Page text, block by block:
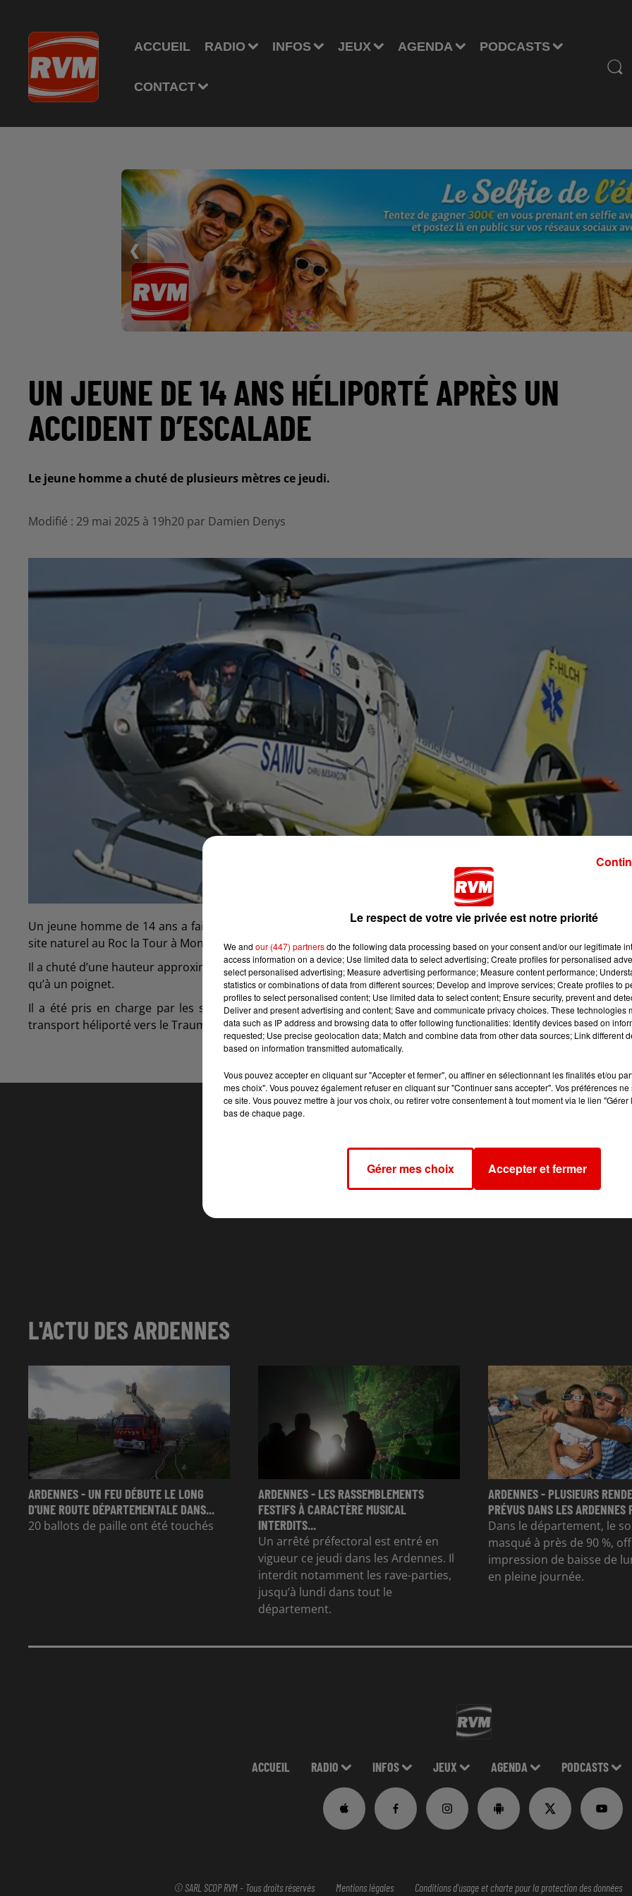
ACCUEIL RADIO INFOS JEUX AGENDA PODCASTS
CONTACT
❮
UN JEUNE DE 14 ANS HÉLIPORTÉ APRÈS UN
ACCIDENT D’ESCALADE
Le jeune homme a chuté de plusieurs mètres ce jeudi.
Modifié : 29 mai 2025 à 19h20 par Damien Denys
Un jeune homme de 14 ans a fait une chute de plusieurs mètres ce jeudi vers 13h en pratiquant l’escalade sur
site naturel au Roc la Tour à Monthermé.
Il a chuté d’une hauteur approximative de 5 à 10 mètres et se plaignait d’une douleur isolée dans le bas du dos
qu’à un poignet.
Il a été pris en charge par les sapeurs-pompiers de Monthermé accompagnés par le SMUR de Fumay pour
transport héliporté vers le Trauma Center du CHU de Reims en urgence relative.
L'ACTU DES ARDENNES
ARDENNES - UN FEU DÉBUTE LE LONG
D'UNE ROUTE DÉPARTEMENTALE DANS...
20 ballots de paille ont été touchés
ARDENNES - LES RASSEMBLEMENTS
FESTIFS À CARACTÈRE MUSICAL
INTERDITS...
Un arrêté préfectoral est entré en
vigueur ce jeudi dans les Ardennes. Il
interdit notamment les rave-parties,
jusqu’à lundi dans tout le
département.
ARDENNES - PLUSIEURS
PRÉVUS DANS LES ARDENNES
Dans le département, le
masqué à près de 90 %,
impression de baisse de
en pleine journée.
ACCUEIL RADIO INFOS JEUX AGENDA PODCASTS
© SARL SCOP RVM - Tous droits réservés Mentions légales Conditions d'usage et charte pour la protection des données
Le respect de votre vie privée est notre priorité
We and our (447) partnersdo the following data processing based on your consent and/or our legitimate
access information on a device; Use limited data to select advertising; Create profiles for personalised
select personalised advertising; Measure advertising performance; Measure content performance;
statistics or combinations of data from different sources; Develop and improve services; Create profiles to
profiles to select personalised content; Use limited data to select content; Ensure security, prevent and
Deliver and present advertising and content; Save and communicate privacy choices. These technologies
data such as IP address and browsing data to offer following functionalities: Identify devices based on
requested; Use precise geolocation data; Match and combine data from other data sources; Link different
based on information transmitted automatically.
Vous pouvez accepter en cliquant sur "Accepter et fermer", ou affiner en sélectionnant les finalités et/ou
mes choix". Vous pouvez également refuser en cliquant sur "Continuer sans accepter". Vos préférences
ce site. Vous pouvez mettre à jour vos choix, ou retirer votre consentement à tout moment via le lien
bas de chaque page.
Gérer mes choix Accepter et fermer